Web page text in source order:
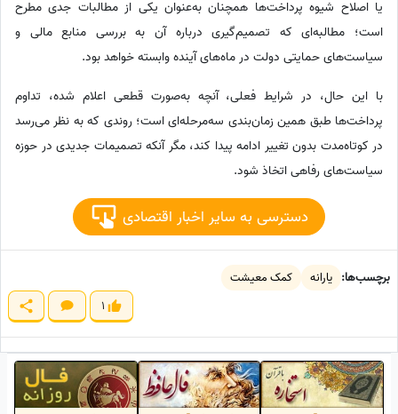
یا اصلاح شیوه پرداخت‌ها همچنان به‌عنوان یکی از مطالبات جدی مطرح
است؛ مطالبه‌ای که تصمیم‌گیری درباره آن به بررسی منابع مالی و
سیاست‌های حمایتی دولت در ماه‌های آینده وابسته خواهد بود.
با این حال، در شرایط فعلی، آنچه به‌صورت قطعی اعلام شده، تداوم
پرداخت‌ها طبق همین زمان‌بندی سه‌مرحله‌ای است؛ روندی که به نظر می‌رسد
در کوتاه‌مدت بدون تغییر ادامه پیدا کند، مگر آنکه تصمیمات جدیدی در حوزه
سیاست‌های رفاهی اتخاذ شود.
دسترسی به سایر اخبار اقتصادی
برچسب‌ها: یارانه
کمک معیشت
1